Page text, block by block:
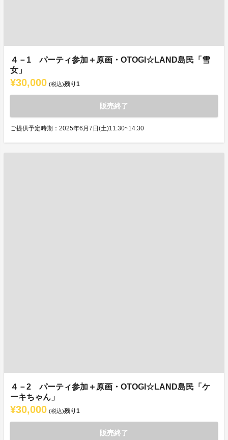
４－1 パーティ参加＋原画・OTOGI☆LAND島民「雪
女」
¥30,000 (税込)残り1
販売終了
ご提供予定時期：2025年6月7日(土)11:30~14:30
４－2 パーティ参加＋原画・OTOGI☆LAND島民「ケ
ーキちゃん」
¥30,000 (税込)残り1
販売終了